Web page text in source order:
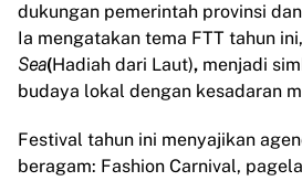
dukungan pemerintah provinsi
Ia mengatakan tema FTT tahun ini,
Sea(Hadiah dari Laut), menjadi
budaya lokal dengan kesadaran
Festival tahun ini menyajikan
beragam: Fashion Carnival,